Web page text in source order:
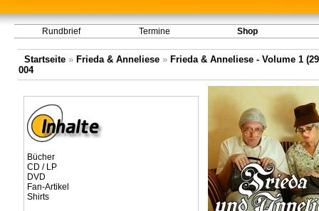
Rundbrief Termine Shop
Startseite» Frieda & Anneliese» Frieda & Anneliese - Volume 1
004
Bücher
CD / LP
DVD
Fan-Artikel
Shirts